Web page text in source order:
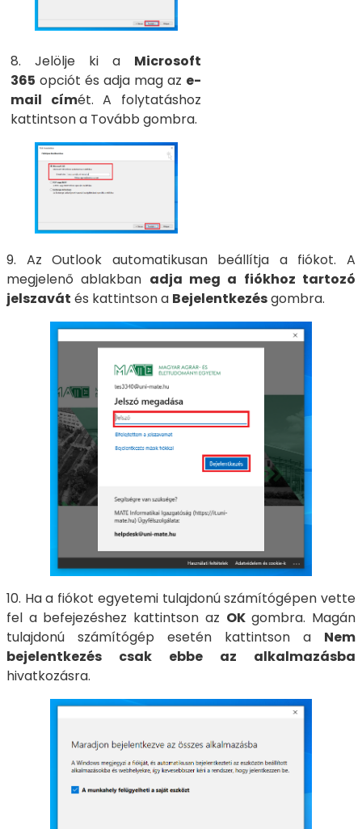
8. Jelölje ki a Microsoft
365 opciót és adja mag az e-
mail címét. A folytatáshoz
kattintson a Tovább gombra.
9. Az Outlook automatikusan beállítja a fiókot. A
megjelenő ablakban adja meg a fiókhoz tartozó
jelszavát és kattintson a Bejelentkezésgombra.
10. Ha a fiókot egyetemi tulajdonú számítógépen vette
fel a befejezéshez kattintson az OKgombra. Magán
tulajdonú számítógép esetén kattintson a Nem
bejelentkezés csak ebbe az alkalmazásba
hivatkozásra.